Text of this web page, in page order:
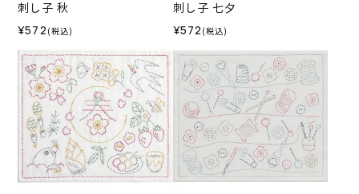
刺し子 秋
¥572 (税込)
刺し子 七夕
¥572 (税込)